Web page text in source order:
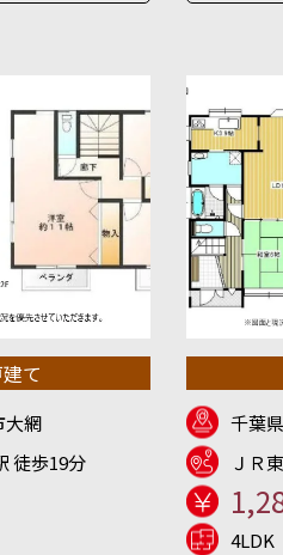
て
大網
徒歩19分
千葉
ＪＲ
4LDK